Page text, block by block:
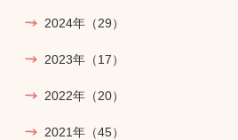
2024年 （29）
2023年 （17）
2022年 （20）
2021年 （45）